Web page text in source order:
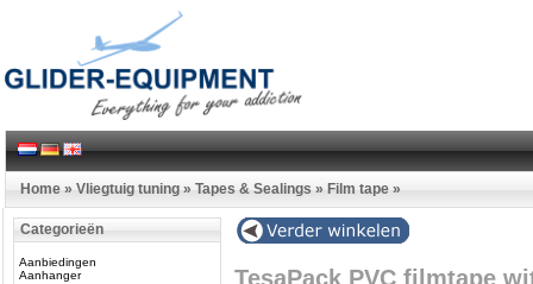
Home » Vliegtuig tuning » Tapes & Sealings » Film tape »
Categorieën
Aanbiedingen
Aanhanger
TesaPack PVC filmtape